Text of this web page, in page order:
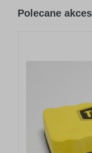
Polecane